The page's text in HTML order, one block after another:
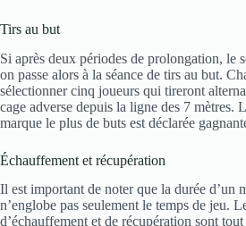
Tirs au but
Si après deux périodes de prolongation, le
on passe alors à la séance de tirs au but.
sélectionner cinq joueurs qui tireront
cage adverse depuis la ligne des 7 mètres.
marque le plus de buts est déclarée
Échauffement et récupération
Il est important de noter que la durée d’un
n’englobe pas seulement le temps de jeu.
d’échauffement et de récupération sont tout